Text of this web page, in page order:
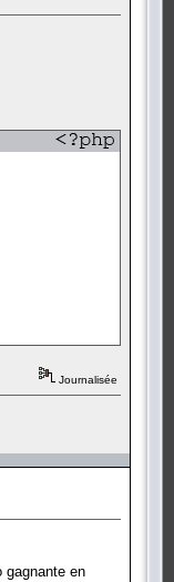
Journalisée
gagnante en